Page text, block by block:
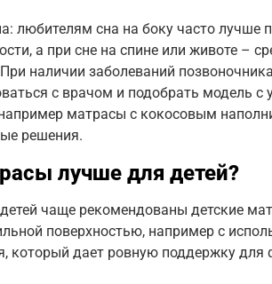
любителям сна на боку часто лучше
а при сне на спине или животе –
наличии заболеваний
с врачом и подобрать модель с
матрасы с кокосовым
решения.
лучше для детей?
чаще рекомендованы детские
поверхностью, например с
который дает ровную поддержку